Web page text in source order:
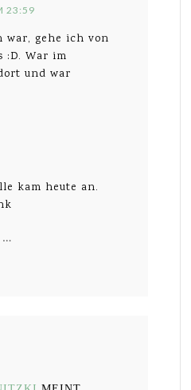
23:59
war, gehe ich von
:D. War im
und war
kam heute an.
…